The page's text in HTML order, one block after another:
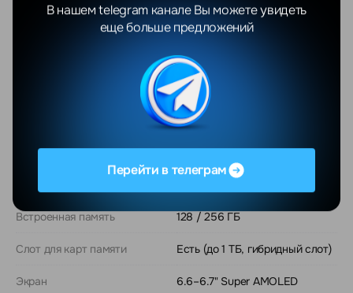
Общие
Android 16, One UI 8
Samsung Exynos 1680 (4 нм)
8-ядерный: до 2.9 ГГц
Графика (GPU) Xclipse 550
Встроенная память 128 / 256 ГБ
Слот для карт памяти Есть (до 1 ТБ, гибридный слот)
Экран 6.6–6.7" Super AMOLED
Перейти в телеграм
В нашем telegram канале Вы можете увидеть
еще больше предложений